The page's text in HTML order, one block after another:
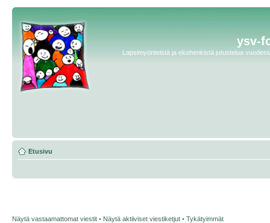
ysv-
Lapsimyönteistä ja ekohenkistä jutustelua
Etusivu
Näytä vastaamattomat viestit • Näytä aktiiviset viestiketjut • Tykätyimmät